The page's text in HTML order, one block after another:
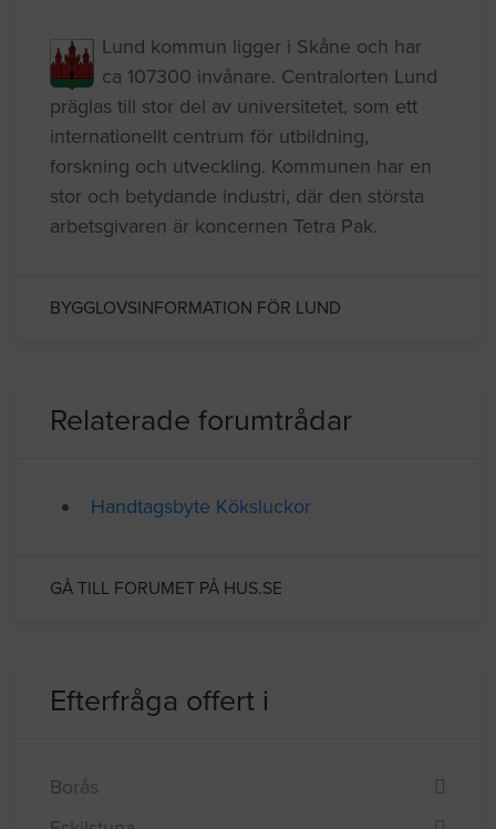
Kommuninformation
Lund kommun ligger i Skåne och har
ca 107300 invånare. Centralorten Lund
präglas till stor del av universitetet, som ett
internationellt centrum för utbildning,
arbetsgivaren är koncernen Tetra Pak.
Relaterade forumtrådar
Handtagsbyte Köksluckor
Efterfråga offert i